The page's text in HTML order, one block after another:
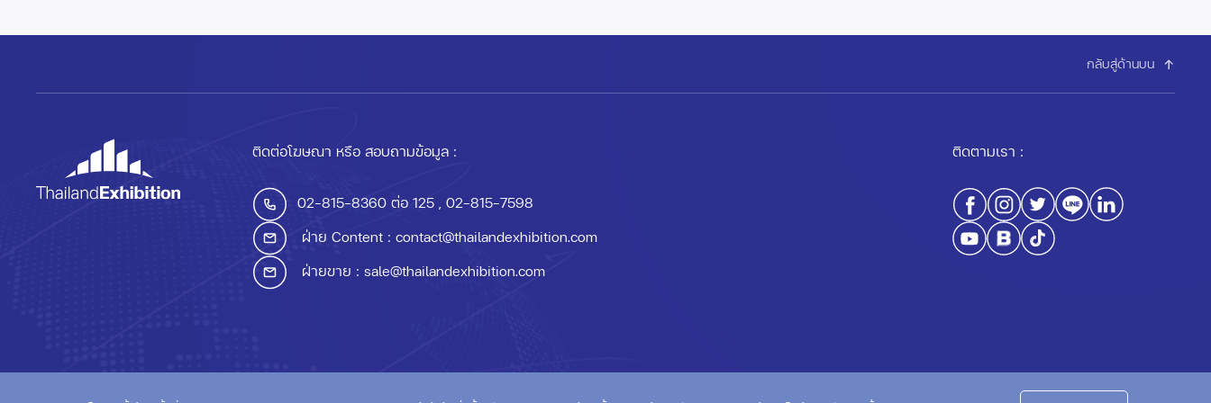
กลับสู่ด้านบน
ติดต่อโฆษณา หรือ สอบถามข้อมูล :
02-815-8360 ต่อ 125 , 02-815-7598
ฝ่าย Content : contact@thailandexhibition.com
ฝ่ายขาย : sale@thailandexhibition.com
ติดตามเรา :
นโยบายความเป็นส่วนตัวนโยบายการใช้คุกกี้